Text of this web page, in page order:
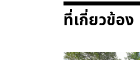
ที่เกี่ยวข้อง